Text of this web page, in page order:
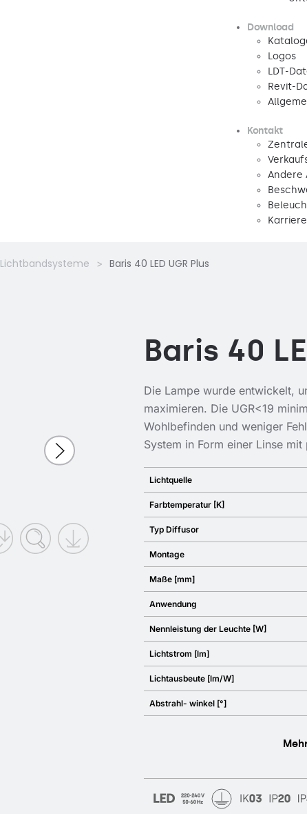
Download
Logos
LDT-
Revit-
Kontakt
Andere
Karriere
Lichtbandsysteme Baris 40 LED UGR Plus
Baris 40
Die Lampe wurde entwickelt,
maximieren. Die UGR<19
Wohlbefinden und weniger
System in Form einer Linse
Lichtquelle
Farbtemperatur [K]
Typ Diffusor
Montage
Maße [mm]
Anwendung
Nennleistung der Leuchte [W]
Lichtstrom [lm]
Lichtausbeute [lm/W]
Abstrahl- winkel [°]